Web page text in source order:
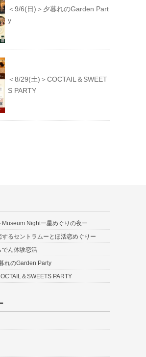
＜9/6(日)＞夕暮れのGarden Part
y
＜8/29(土)＞COCTAIL＆SWEET
S PARTY
Museum Nightー星めぐりの夜ー
するセントラムーとほ活恋めぐりー
でん体験恋活
れのGarden Party
＆SWEETS PARTY